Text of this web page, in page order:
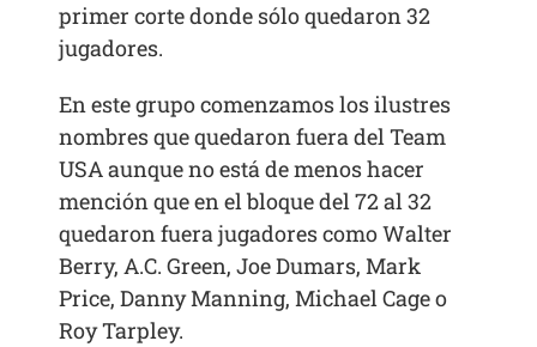
primer corte donde sólo quedaron 32
jugadores.
En este grupo comenzamos los ilustres
nombres que quedaron fuera del Team
USA aunque no está de menos hacer
mención que en el bloque del 72 al 32
quedaron fuera jugadores como Walter
Berry, A.C. Green, Joe Dumars, Mark
Price, Danny Manning, Michael Cage o
Roy Tarpley.